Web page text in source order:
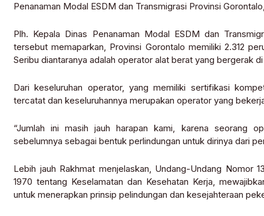
Penanaman Modal ESDM dan Transmigrasi Provinsi
Plh. Kepala Dinas Penanaman Modal ESDM dan
tersebut memaparkan, Provinsi Gorontalo memiliki 2.312
Seribu diantaranya adalah operator alat berat yang bergerak
Dari keseluruhan operator, yang memiliki sertifikasi
tercatat dan keseluruhannya merupakan operator yang
“Jumlah ini masih jauh harapan kami, karena seorang
sebelumnya sebagai bentuk perlindungan untuk dirinya dari
Lebih jauh Rakhmat menjelaskan, Undang-Undang Nomor
1970 tentang Keselamatan dan Kesehatan Kerja,
untuk menerapkan prinsip pelindungan dan kesejahteraan